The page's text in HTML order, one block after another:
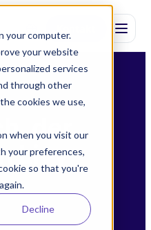
your computer.
your website
services
through other
cookies we use,
when you visit our
your preferences,
so that you're
Decline
der
Livy